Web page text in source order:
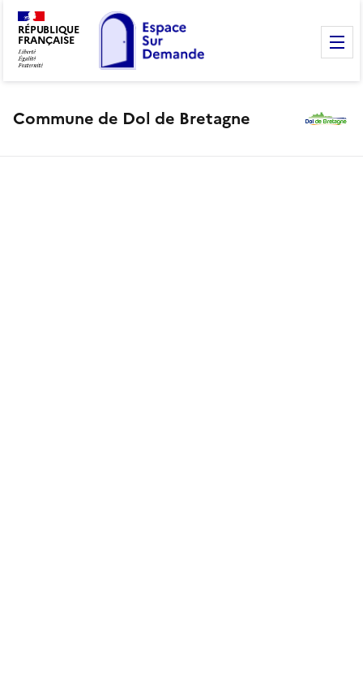
RÉPUBLIQUE
FRANÇAISE
Commune de Dol de Bretagne